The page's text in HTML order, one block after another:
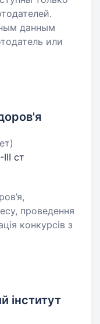
данным
или
ст
проведення
конкурсів з
інститут